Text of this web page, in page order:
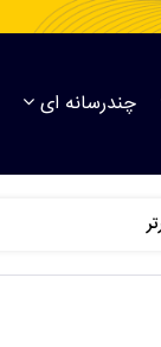
چندرسانه ای